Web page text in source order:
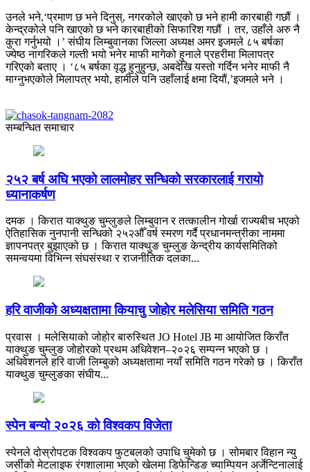
उनले भने,‘प्रमाण छ भने दिनुस्, नगरकोले खाएको छ भने हामी कारबाही गछौं ।
केन्द्रकोले पनि खाएको छ भने कारबाहीको सिफारिश गछौं । तर, उहाँले अरु नै
कुरा गर्नुभयो ।’ संघीय लिम्बुवानका जिल्ला अध्यक्ष अमर इजमले ८५ बर्षका
ज्येष्ठ नागरिकले गल्ती भयो भनेर माफी मागेको हुनाले प्रहरीमा मिलापत्र
गरिएको बताए । ‘८५ बर्षका वृद्ध हुनुहुन्छ, अबदेखि यस्तो गर्दिन भनेर माफी नै
माग्नुभएकोले मिलापत्र भयो, हामीले पनि उहाँलाई क्षमा दियौं,’इजमले भने ।
सम्बन्धित समाचार
२५२ बर्ष अघि भएकाे लालमाेहर सन्धिकाे सरकारलाई गरायाे
ध्यानाकर्षण
दमक । किरात याक्थुङ चुम्लुङले लिम्बुवान र तत्कालीन गोर्खा राज्यबीच भएको
ऐतिहासिक नुनपानी सन्धिको २५२औँ वर्ष स्मरण गर्दै प्रधानमन्त्रीका नाममा
ज्ञापनपत्र बुझाएको छ । किरात याक्थुङ चुम्लुङ केन्द्रीय कार्यसमितिको
समन्वयमा विभिन्न संघसंस्था र राजनीतिक दलका...
हरि वाजीको अध्यक्षतामा कियाचु जोहोर मलेसिया समिति गठन
प्रवास । मलेसियाको जोहोर बारुस्थित JO Hotel JB मा आयोजित किराँत
याक्थुङ चुम्लुङ जोहोरको प्रथम अधिवेशन–२०२६ सम्पन्न भएको छ ।
अधिवेशनले हरि वाजी लिम्बुको अध्यक्षतामा नयाँ समिति गठन गरेको छ । किराँत
याक्थुङ चुम्लुङका संघीय...
स्पेन बन्यो २०२६ को विश्वकप विजेता
स्पेनले दोस्रोपटक विश्वकप फुटबलको उपाधि चुमेको छ । सोमबार विहान न्यु
जर्सीको मेटलाइफ रंगशालामा भएको खेलमा डिफेन्डिङ च्याम्पियन अर्जेन्टिनालाई